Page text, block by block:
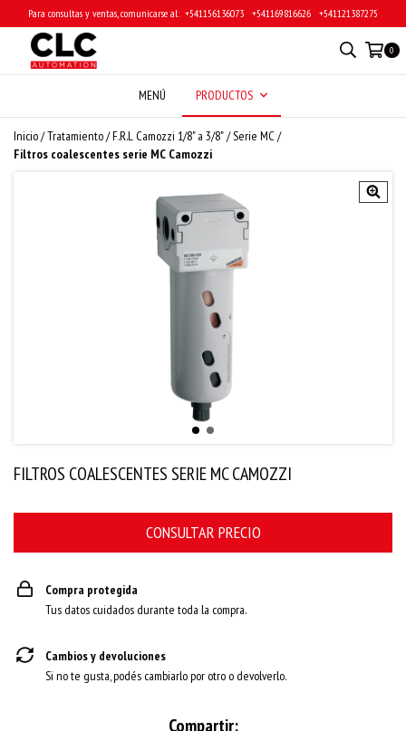
Para consultas y ventas, comunicarse al: ‎ +541156136073 ‎ ‎ +541169816626 ‎ ‎ +541121387275
0
MENÚ PRODUCTOS
Inicio/Tratamiento/F.R.L Camozzi 1/8" a 3/8"/Serie MC/
Filtros coalescentes serie MC Camozzi
FILTROS COALESCENTES SERIE MC CAMOZZI
Compra protegida
Tus datos cuidados durante toda la compra.
Cambios y devoluciones
Si no te gusta, podés cambiarlo por otro o devolverlo.
Compartir: